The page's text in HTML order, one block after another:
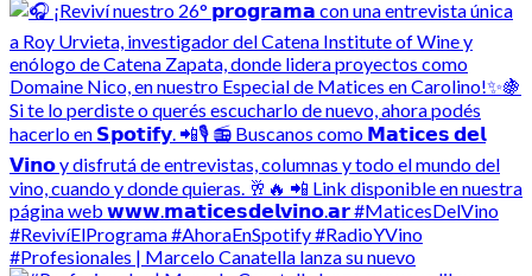
#Profesionales | Marcelo Canatella lanza su nuevo